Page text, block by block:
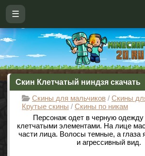
☰
Скин Клетчатый ниндзя скачать
Скины для мальчиков / Скины
Крутые скины / Скины по никам
Персонаж одет в черную
клетчатыми элементами. На лице
части лица. Волосы темные, а глаза
и агрессивный вид.